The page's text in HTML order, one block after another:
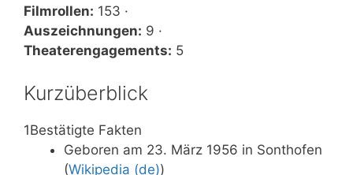
Filmrollen: 153 ·
Auszeichnungen: 9 ·
Theaterengagements: 5
Kurzüberblick
1Bestätigte Fakten
Geboren am 23. März 1956 in Sonthofen
(Wikipedia (de))